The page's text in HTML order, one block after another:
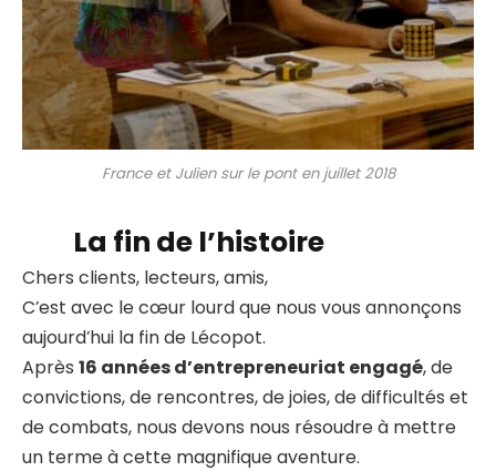
France et Julien sur le pont en juillet 2018
La fin de l’histoire
Chers clients, lecteurs, amis,
C’est avec le cœur lourd que nous vous annonçons
aujourd’hui la fin de Lécopot.
Après 16 années d’entrepreneuriat engagé, de
convictions, de rencontres, de joies, de difficultés et
de combats, nous devons nous résoudre à mettre
un terme à cette magnifique aventure.